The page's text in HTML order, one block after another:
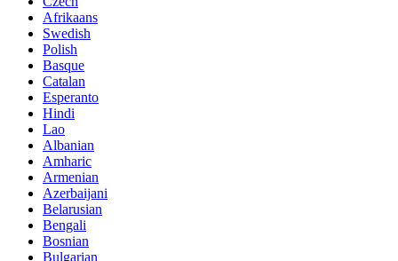
Afrikaans
Swedish
Polish
Basque
Catalan
Esperanto
Hindi
Lao
Albanian
Amharic
Armenian
Azerbaijani
Belarusian
Bengali
Bosnian
Bulgarian